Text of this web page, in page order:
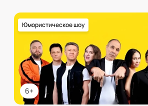
6+
Юмористическое шоу